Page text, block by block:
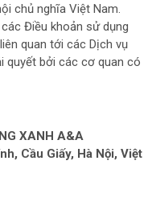
chủ nghĩa Việt Nam.
Điều khoản sử dụng
quan tới các Dịch vụ
quyết bởi các cơ quan có
XANH A&A
Cầu Giấy, Hà Nội, Việt